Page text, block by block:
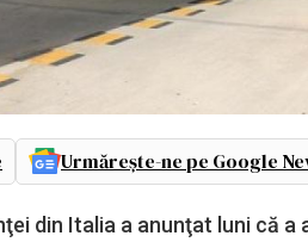
Urmărește-ne pe Google
din Italia a anunţat luni că